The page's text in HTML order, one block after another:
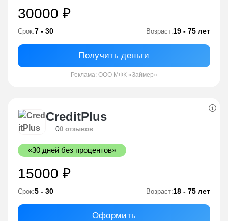
30000 ₽
Срок:7 - 30 Возраст:19 - 75 лет
Получить деньги
Реклама: ООО МФК «Займер»
CreditPlus
00 отзывов
«30 дней без процентов»
15000 ₽
Срок:5 - 30 Возраст:18 - 75 лет
Оформить